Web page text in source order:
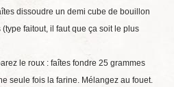
dissoudre un demi cube de bouillon
faitout, il faut que ça soit le plus
le roux : faîtes fondre 25 grammes
seule fois la farine. Mélangez au fouet.